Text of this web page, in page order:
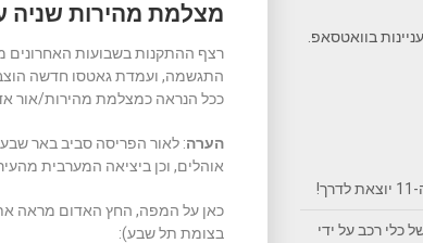
מצלמת מהירות שניה על כביש 25 מזרחית
רצף ההתקנות בשבועות האחרונים
ככל הנראה כמצלמת מהירות/אור
הערה
אוהלים, וכן ביציאה המערבית מהעיר על כביש
כאן על המפה, החץ האדום מראה את
בצומת תל שבע):
navigation
בוואטסאפ.
כלי רכב על ידי